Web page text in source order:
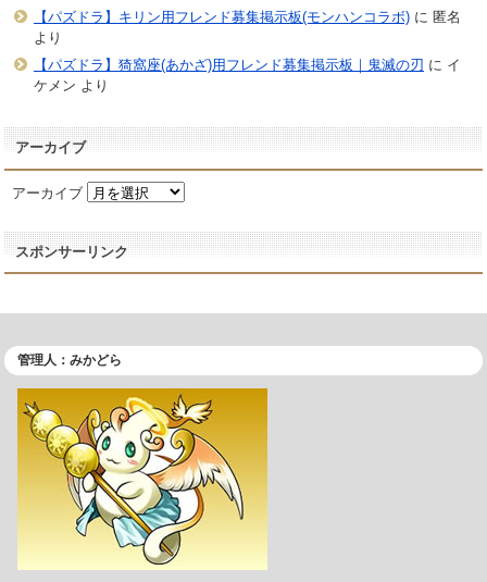
【パズドラ】キリン用フレンド募集掲示板(モンハンコラボ)に 匿名
より
【パズドラ】猗窩座(あかざ)用フレンド募集掲示板｜鬼滅の刃 に イ
ケメン より
アーカイブ
アーカイブ
スポンサーリンク
管理人：みかどら